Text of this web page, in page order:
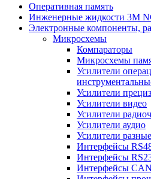
Оперативная память
Инженерные жидкости 3M
Электронные компоненты,
Микросхемы
Компараторы
Микросхемы
Усилители
Усилители
Усилители видео
Усилители
Усилители аудио
Усилители разные
Интерфейсы
Интерфейсы
Интерфейсы CAN